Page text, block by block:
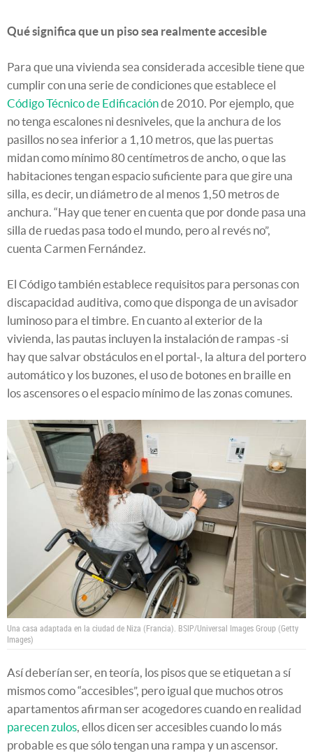
Qué significa que un piso sea realmente accesible
Para que una vivienda sea considerada accesible tiene que
cumplir con una serie de condiciones que establece el
Código Técnico de Edificaciónde 2010. Por ejemplo, que
no tenga escalones ni desniveles, que la anchura de los
pasillos no sea inferior a 1,10 metros, que las puertas
midan como mínimo 80 centímetros de ancho, o que las
habitaciones tengan espacio suficiente para que gire una
silla, es decir, un diámetro de al menos 1,50 metros de
anchura. “Hay que tener en cuenta que por donde pasa una
silla de ruedas pasa todo el mundo, pero al revés no”,
cuenta Carmen Fernández.
El Código también establece requisitos para personas con
discapacidad auditiva, como que disponga de un avisador
luminoso para el timbre. En cuanto al exterior de la
vivienda, las pautas incluyen la instalación de rampas -si
hay que salvar obstáculos en el portal-, la altura del portero
automático y los buzones, el uso de botones en braille en
los ascensores o el espacio mínimo de las zonas comunes.
Una casa adaptada en la ciudad de Niza (Francia). BSIP/Universal Images Group (Getty
Images)
Así deberían ser, en teoría, los pisos que se etiquetan a sí
mismos como “accesibles”, pero igual que muchos otros
apartamentos afirman ser acogedores cuando en realidad
parecen zulos, ellos dicen ser accesibles cuando lo más
probable es que sólo tengan una rampa y un ascensor.